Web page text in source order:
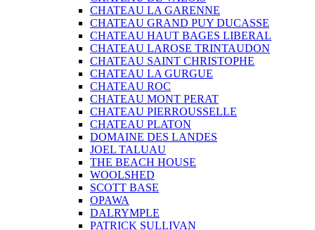
CHATEAU LA GARENNE
CHATEAU GRAND PUY DUCASSE
CHATEAU HAUT BAGES LIBERAL
CHATEAU LAROSE TRINTAUDON
CHATEAU SAINT CHRISTOPHE
CHATEAU LA GURGUE
CHATEAU ROC
CHATEAU MONT PERAT
CHATEAU PIERROUSSELLE
CHATEAU PLATON
DOMAINE DES LANDES
JOEL TALUAU
THE BEACH HOUSE
WOOLSHED
SCOTT BASE
OPAWA
DALRYMPLE
PATRICK SULLIVAN